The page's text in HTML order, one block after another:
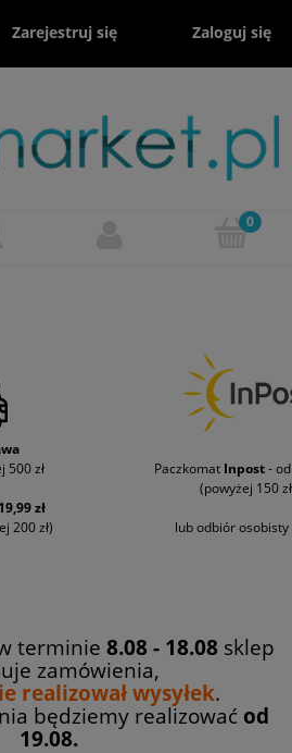
Zarejestruj się Zaloguj się
500 zł
19,99 zł
200 zł)
Paczkomat Inpost-
(powyżej 150
lub odbiór
terminie 8.08 - 18.08 sklep
zamówienia,
realizował wysyłek.
będziemy realizować od
19.08.